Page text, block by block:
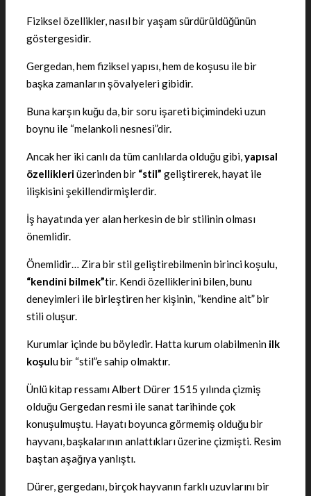
Fiziksel özellikler, nasıl bir yaşam sürdürüldüğünün
göstergesidir.
Gergedan, hem fiziksel yapısı, hem de koşusu ile bir
başka zamanların şövalyeleri gibidir.
Buna karşın kuğu da, bir soru işareti biçimindeki uzun
boynu ile “melankoli nesnesi”dir.
Ancak her iki canlı da tüm canlılarda olduğu gibi, yapısal
özellikleriüzerinden bir “stil” geliştirerek, hayat ile
ilişkisini şekillendirmişlerdir.
İş hayatında yer alan herkesin de bir stilinin olması
önemlidir.
Önemlidir… Zira bir stil geliştirebilmenin birinci koşulu,
“kendini bilmek”tir. Kendi özelliklerini bilen, bunu
deneyimleri ile birleştiren her kişinin, “kendine ait” bir
stili oluşur.
Kurumlar içinde bu böyledir. Hatta kurum olabilmenin ilk
koşulu bir “stil”e sahip olmaktır.
Ünlü kitap ressamı Albert Dürer 1515 yılında çizmiş
olduğu Gergedan resmi ile sanat tarihinde çok
konuşulmuştu. Hayatı boyunca görmemiş olduğu bir
hayvanı, başkalarının anlattıkları üzerine çizmişti. Resim
baştan aşağıya yanlıştı.
Dürer, gergedanı, birçok hayvanın farklı uzuvlarını bir